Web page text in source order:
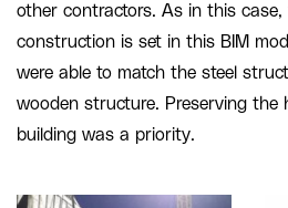
other contractors. As in this case,
construction is set in this BIM
were able to match the steel
wooden structure. Preserving the
building was a priority.